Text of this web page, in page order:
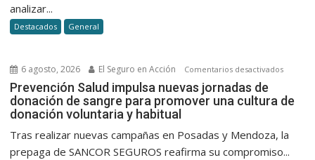
analizar...
Destacados General
6 agosto, 2026 El Seguro en Acción Comentarios desactivadosen
Salud
Prevención Salud impulsa nuevas jornadas de
donación de sangre para promover una cultura de
donación voluntaria y habitual
Tras realizar nuevas campañas en Posadas y Mendoza, la
prepaga de SANCOR SEGUROS reafirma su compromiso...